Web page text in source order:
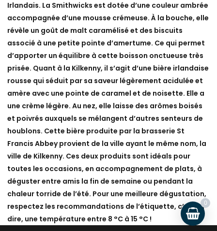
Irlandais. La Smithwicks est dotée d’une couleur ambrée
accompagnée d’une mousse crémeuse. À la bouche, elle
révèle un goût de malt caramélisé et des biscuits
associé à une petite pointe d’amertume. Ce qui permet
d’apporter un équilibre à cette boisson onctueuse très
prisée. Quant à la Kilkenny, il s’agit d’une bière irlandaise
rousse qui séduit par sa saveur légèrement acidulée et
amère avec une pointe de caramel et de noisette. Elle a
une crème légère. Au nez, elle laisse des arômes boisés
et poivrés auxquels se mélangent d’autres senteurs de
houblons. Cette bière produite par la brasserie St
Francis Abbey provient de la ville ayant le même nom, la
ville de Kilkenny. Ces deux produits sont idéals pour
toutes les occasions, en accompagnement de plats, à
déguster entre amis la fin de semaine ou pendant la
chaleur torride de l’été. Pour une meilleure dégustation,
respectez les recommandations de l’étiquette, c’est-à-
dire, une température entre 8 °C à 15 °C !
0